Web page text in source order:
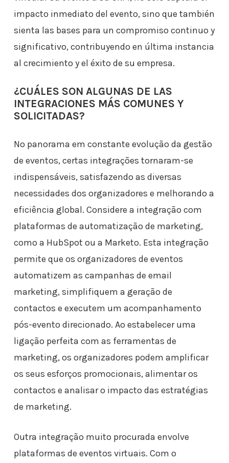
impacto inmediato del evento, sino que también
sienta las bases para un compromiso continuo y
significativo, contribuyendo en última instancia
al crecimiento y el éxito de su empresa.
¿CUÁLES SON ALGUNAS DE LAS
INTEGRACIONES MÁS COMUNES Y
SOLICITADAS?
No panorama em constante evolução da gestão
de eventos, certas integrações tornaram-se
indispensáveis, satisfazendo as diversas
necessidades dos organizadores e melhorando a
eficiência global. Considere a integração com
plataformas de automatização de marketing,
como a HubSpot ou a Marketo. Esta integração
permite que os organizadores de eventos
automatizem as campanhas de email
marketing, simplifiquem a geração de
contactos e executem um acompanhamento
pós-evento direcionado. Ao estabelecer uma
ligação perfeita com as ferramentas de
marketing, os organizadores podem amplificar
os seus esforços promocionais, alimentar os
contactos e analisar o impacto das estratégias
de marketing.
Outra integração muito procurada envolve
plataformas de eventos virtuais. Com o